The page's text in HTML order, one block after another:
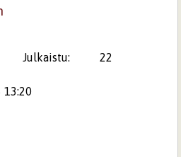
Julkaistu:
22
13:20